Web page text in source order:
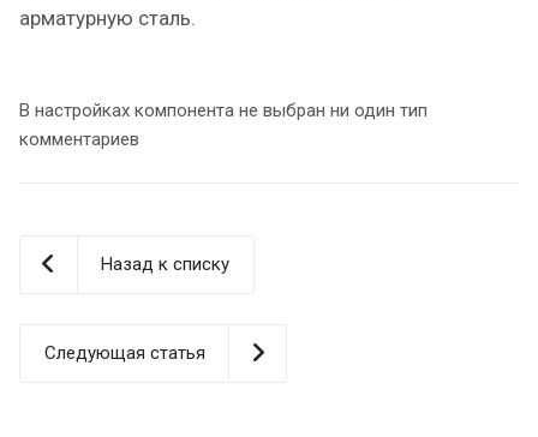
арматурную сталь.
В настройках компонента не выбран ни один тип
комментариев
Назад к списку
Следующая статья